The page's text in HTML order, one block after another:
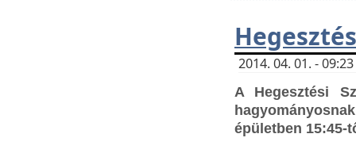
2014. 04. 01. -
A Hegesztési
épületben 15:45-